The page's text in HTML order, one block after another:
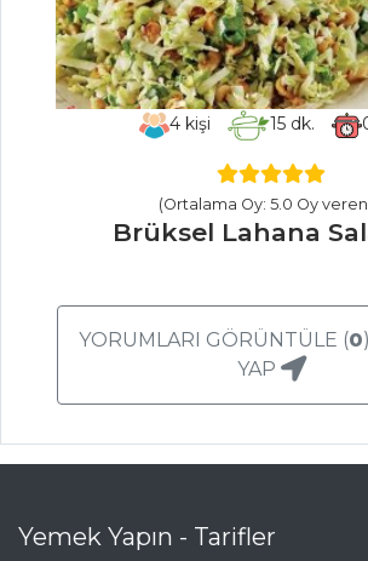
noktaları...
En pratik erik
reçeli nasıl yapılır?
Masterchef Tüm
Rokalı Haydari
Babagannuş
Mezeler Tüm
4 kişi 15dk.
(Ortalama Oy: 5.0 Oy veren:
Brüksel Lahana
YORUMLARI GÖRÜNTÜLE (0
YAP
Yemek Yapın - Tarifler